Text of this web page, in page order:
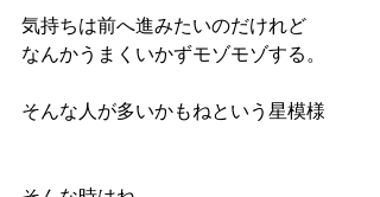
気持ちは前へ進みたいのだけれど
なんかうまくいかずモゾモゾする。
そんな人が多いかもねという星模様